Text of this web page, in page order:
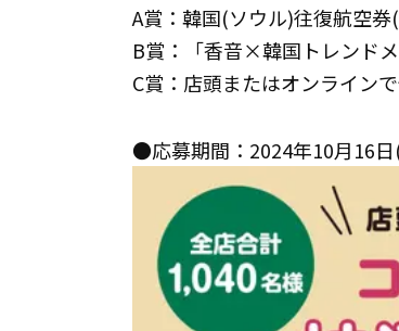
A賞：韓国(ソウル)往復航空
B賞：「香音×韓国トレンド
C賞：店頭またはオンライン
●応募期間：2024年10月16